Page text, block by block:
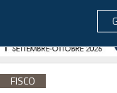
FISCO